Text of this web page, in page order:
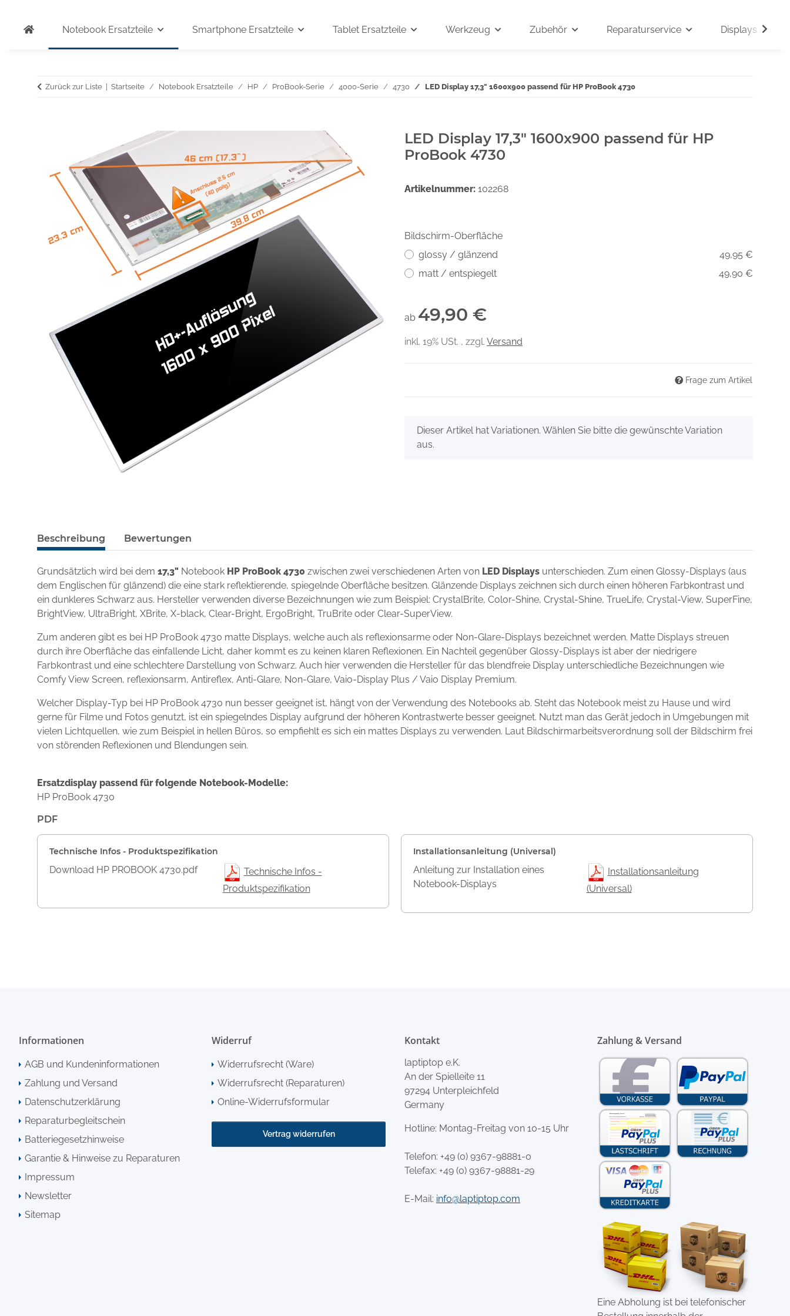
Notebook Ersatzteile Smartphone Ersatzteile Tablet Ersatzteile Werkzeug Zubehör Reparaturservice Displays auf
Zurück zur Liste Startseite Notebook Ersatzteile HP ProBook-Serie 4000-Serie 4730 LED Display 17,3" 1600x900 passend für HP ProBook 4730
LED Display 17,3" 1600x900 passend für HP
ProBook 4730
Artikelnummer: 102268
Bildschirm-Oberfläche
glossy / glänzend
49,95 €
matt / entspiegelt
49,90 €
ab 49,90 €
inkl. 19% USt. , zzgl. Versand
Frage zum Artikel
xDieser Artikel hat Variationen. Wählen Sie bitte die gewünschte Variation
aus.
Beschreibung Bewertungen
Grundsätzlich wird bei dem 17,3" Notebook HP ProBook 4730 zwischen zwei verschiedenen Arten von LED Displays unterschieden. Zum einen Glossy-Displays (aus
dem Englischen für glänzend) die eine stark reflektierende, spiegelnde Oberfläche besitzen. Glänzende Displays zeichnen sich durch einen höheren Farbkontrast und
ein dunkleres Schwarz aus. Hersteller verwenden diverse Bezeichnungen wie zum Beispiel: CrystalBrite, Color-Shine, Crystal-Shine, TrueLife, Crystal-View, SuperFine,
BrightView, UltraBright, XBrite, X-black, Clear-Bright, ErgoBright, TruBrite oder Clear-SuperView.
Zum anderen gibt es bei HP ProBook 4730 matte Displays, welche auch als reflexionsarme oder Non-Glare-Displays bezeichnet werden. Matte Displays streuen
durch ihre Oberfläche das einfallende Licht, daher kommt es zu keinen klaren Reflexionen. Ein Nachteil gegenüber Glossy-Displays ist aber der niedrigere
Farbkontrast und eine schlechtere Darstellung von Schwarz. Auch hier verwenden die Hersteller für das blendfreie Display unterschiedliche Bezeichnungen wie
Comfy View Screen, reflexionsarm, Antireflex, Anti-Glare, Non-Glare, Vaio-Display Plus / Vaio Display Premium.
Welcher Display-Typ bei HP ProBook 4730 nun besser geeignet ist, hängt von der Verwendung des Notebooks ab. Steht das Notebook meist zu Hause und wird
gerne für Filme und Fotos genutzt, ist ein spiegelndes Display aufgrund der höheren Kontrastwerte besser geeignet. Nutzt man das Gerät jedoch in Umgebungen mit
vielen Lichtquellen, wie zum Beispiel in hellen Büros, so empfiehlt es sich ein mattes Displays zu verwenden. Laut Bildschirmarbeitsverordnung soll der Bildschirm frei
von störenden Reflexionen und Blendungen sein.
Ersatzdisplay passend für folgende Notebook-Modelle:
HP ProBook 4730
PDF
Technische Infos - Produktspezifikation
Download HP PROBOOK 4730.pdf
Technische Infos -
Produktspezifikation
Installationsanleitung (Universal)
Anleitung zur Installation eines
Notebook-Displays
Installationsanleitung
(Universal)
Informationen
AGB und Kundeninformationen
Zahlung und Versand
Datenschutzerklärung
Reparaturbegleitschein
Batteriegesetzhinweise
Garantie & Hinweise zu Reparaturen
Impressum
Newsletter
Sitemap
Widerruf
Widerrufsrecht (Ware)
Widerrufsrecht (Reparaturen)
Online-Widerrufsformular
Vertrag widerrufen
Kontakt
laptiptop e.K.
An der Spielleite 11
97294 Unterpleichfeld
Germany
Hotline: Montag-Freitag von 10-15 Uhr
Telefon: +49 (0) 9367-98881-0
Telefax: +49 (0) 9367-98881-29
E-Mail: info@laptiptop.com
Zahlung & Versand
Eine Abholung ist bei telefonischer